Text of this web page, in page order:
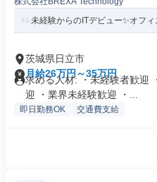
未経験からのITデビュー✨オフ
茨城県日立市
月給26万円～35万円
求める人材: ・未経験者歓迎
迎 ・業界未経験歓迎 ・...
即日勤務OK 交通費支給